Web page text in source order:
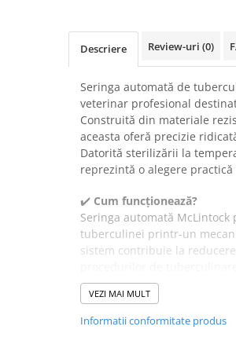
Gel antiinflamator
Descriere Review-uri (0)
Seringa automată de
veterinar profesional
Construită din materiale
aceasta oferă precizie
Datorită sterilizării la
reprezintă o alegere
✔️ Cum funcționează?
Seringa automată
tuberculinei printr-un
sistem contribuie la
componentele rezistente
utilizare intensivă.
✔️Beneficii:
VEZI MAI MULT
Informatii conformitate produs